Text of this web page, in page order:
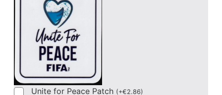
Unite for Peace Patch (+€2.86)